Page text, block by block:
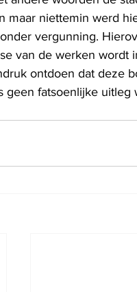
maar niettemin werd
vergunning.
van de werken wordt
ontdoen dat deze
geen fatsoenlijke